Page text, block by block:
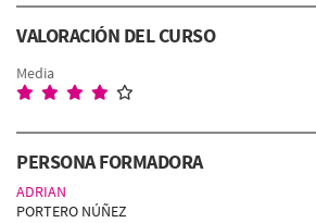
VALORACIÓN DEL CURSO
Media
PERSONA FORMADORA
ADRIAN
PORTERO NÚÑEZ